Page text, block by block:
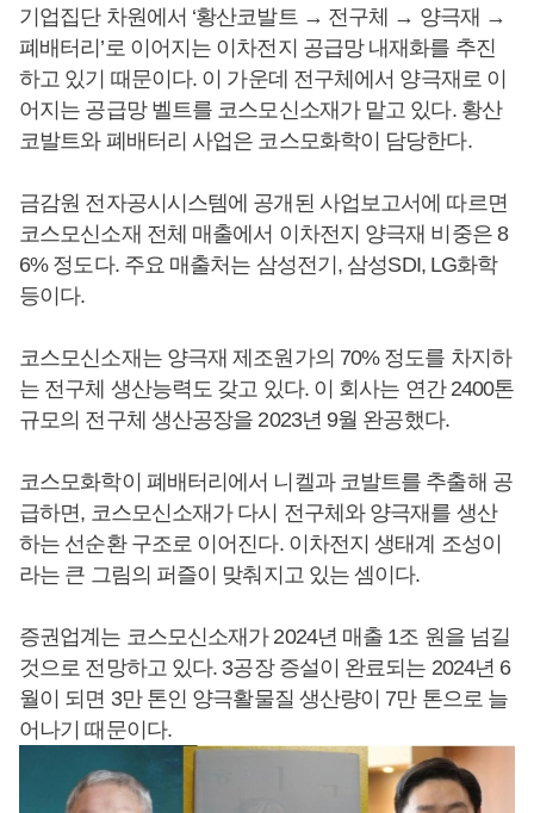
기업집단 차원에서 ‘황산코발트 → 전구체 → 양극재 →
폐배터리’로 이어지는 이차전지 공급망 내재화를 추진
하고 있기 때문이다. 이 가운데 전구체에서 양극재로 이
어지는 공급망 벨트를 코스모신소재가 맡고 있다. 황산
코발트와 폐배터리 사업은 코스모화학이 담당한다.
금감원 전자공시시스템에 공개된 사업보고서에 따르면
코스모신소재 전체 매출에서 이차전지 양극재 비중은 8
6% 정도다. 주요 매출처는 삼성전기, 삼성SDI, LG화학
등이다.
코스모신소재는 양극재 제조원가의 70% 정도를 차지하
는 전구체 생산능력도 갖고 있다. 이 회사는 연간 2400톤
규모의 전구체 생산공장을 2023년 9월 완공했다.
코스모화학이 폐배터리에서 니켈과 코발트를 추출해 공
급하면, 코스모신소재가 다시 전구체와 양극재를 생산
하는 선순환 구조로 이어진다. 이차전지 생태계 조성이
라는 큰 그림의 퍼즐이 맞춰지고 있는 셈이다.
증권업계는 코스모신소재가 2024년 매출 1조 원을 넘길
것으로 전망하고 있다. 3공장 증설이 완료되는 2024년 6
월이 되면 3만 톤인 양극활물질 생산량이 7만 톤으로 늘
어나기 때문이다.